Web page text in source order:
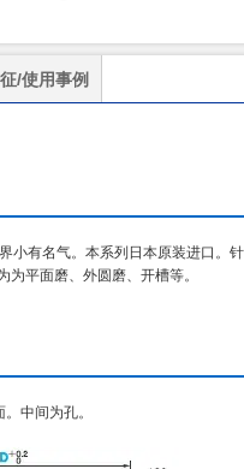
/使用事例
小有名气。本系列日本原装进口。
平面磨、外圆磨、开槽等。
中间为孔。